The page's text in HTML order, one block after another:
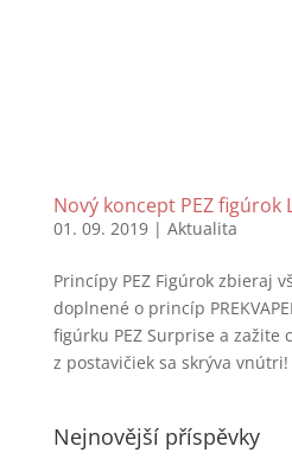
Nový koncept PEZ figúrok
01. 09. 2019| Aktualita
Princípy PEZ Figúrok zbieraj
doplnené o princíp
figúrku PEZ Surprise a zažite
z postavičiek sa skrýva vnútri!
Nejnovější příspěvky